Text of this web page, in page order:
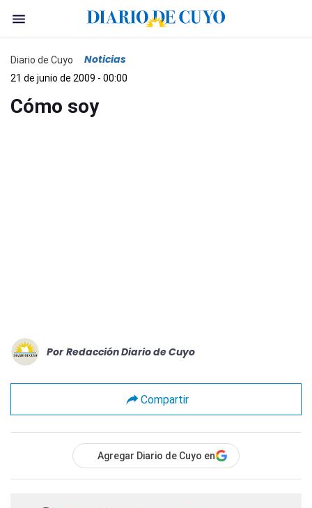
Diario de Cuyo Noticias
21 de junio de 2009 - 00:00
Cómo soy
Por Redacción Diario de Cuyo
Compartir
Agregar Diario de Cuyo en